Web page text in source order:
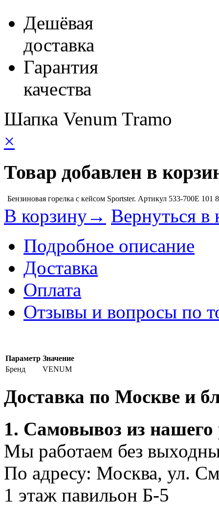
Дешёвая
доставка
Гарантия
качества
Шапка Venum Tramo
×
Товар добавлен в
Бензиновая горелка с кейсом Sportster. Артикул 533-700E 101
В корзину→ Вернуться в
Подробное описание
Доставка
Оплата
Отзывы и вопросы по
Параметр Значение
Бренд
VENUM
Доставка по Москве и
1. Самовывоз из нашего
Мы работаем без
По адресу: Москва, ул.
1 этаж павильон Б-5